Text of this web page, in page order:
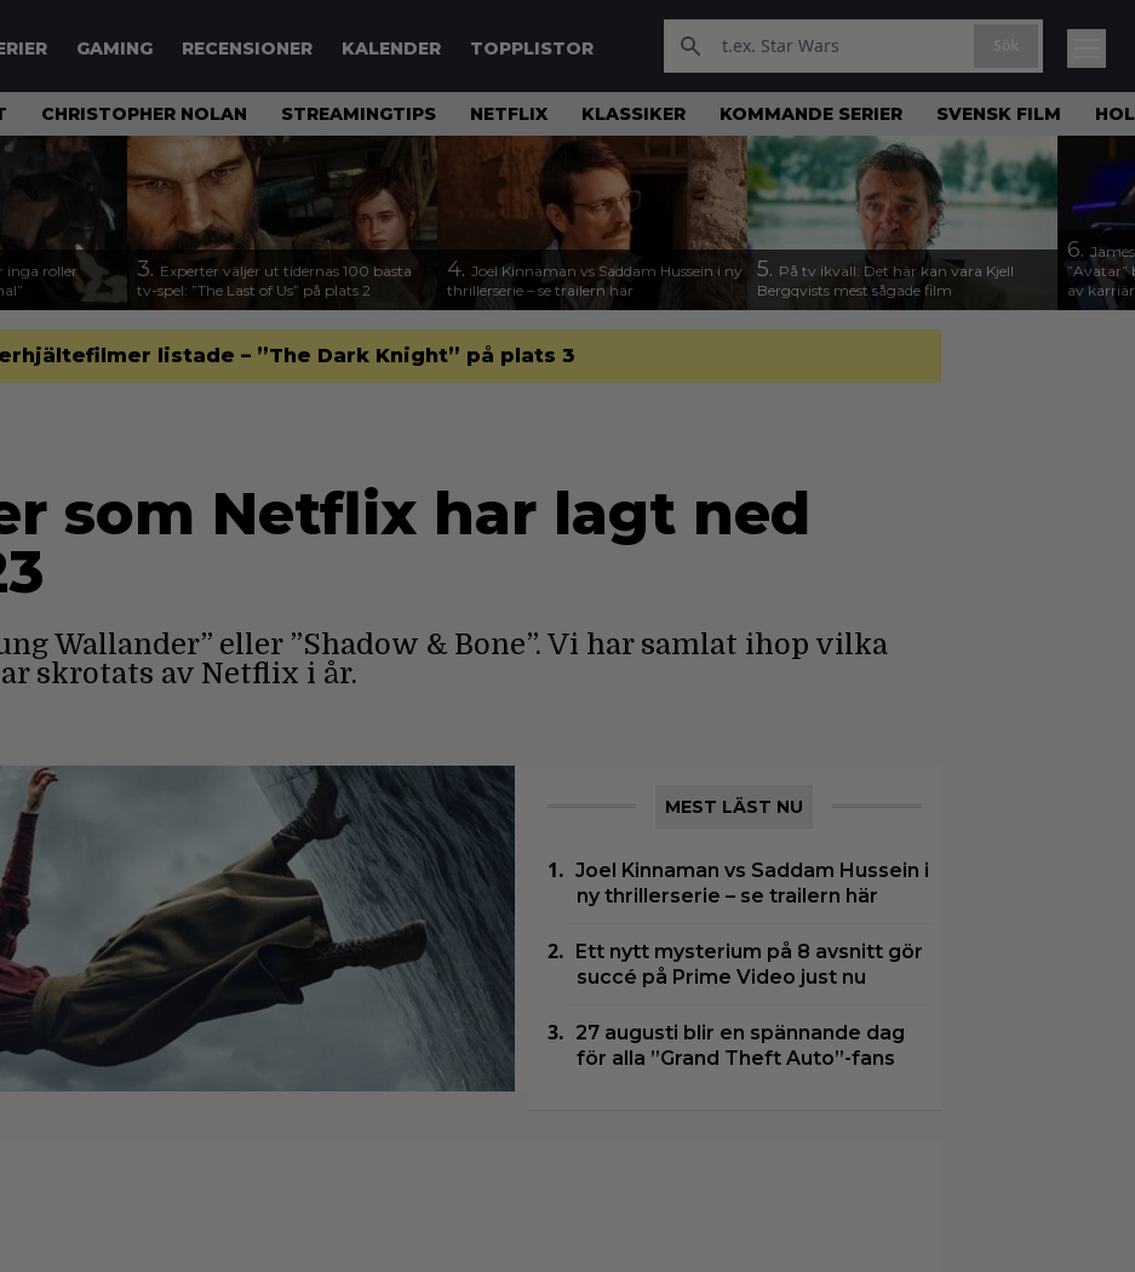
GAMING RECENSIONER KALENDER TOPPLISTOR
CHRISTOPHER NOLAN STREAMINGTIPS NETFLIX KLASSIKER KOMMANDE SERIER SVENSK FILM
inga roller
3. Experter väljer ut tidernas 100 bästa
tv-spel: ”The Last of Us” på plats 2
4. Joel Kinnaman vs Saddam Hussein i ny
thrillerserie – se trailern här
5. På tv ikväll: Det här kan vara Kjell
Bergqvists mest sågade film
6.
”Avatar”
av
listade – ”The Dark Knight” på plats 3
som Netflix har lagt ned
Wallander” eller ”Shadow & Bone”. Vi har samlat ihop vilka
skrotats av Netflix i år.
MEST LÄST NU
Joel Kinnaman vs Saddam Hussein i
ny thrillerserie – se trailern här
Ett nytt mysterium på 8 avsnitt gör
succé på Prime Video just nu
27 augusti blir en spännande dag
för alla ”Grand Theft Auto”-fans